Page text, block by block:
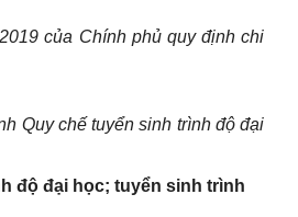
của Chính phủ quy định chi
Quy chế tuyển sinh trình độ đại
độ đại học; tuyển sinh trình